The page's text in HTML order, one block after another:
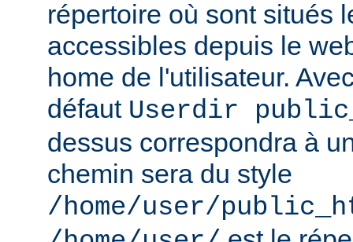
répertoire où sont situés
accessibles depuis le
home de l'utilisateur.
défaut Userdir
dessus correspondra à
chemin sera du style
/home/user/